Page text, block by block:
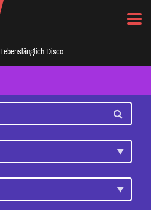
Lebenslänglich Disco